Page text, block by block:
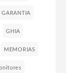
GARANTIA
GHIA
MEMORIAS